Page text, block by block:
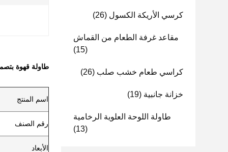
كرسي الأريكة الكسول (26)
مقاعد غرفة الطعام من القماش
(15)
كراسي طعام خشب صلب (26)
خزانة جانبية (19)
طاولة اللوحة العلوية الرخامية
(13)
طاولة قهوة
اسم المنتج
رقم الصنف
الأبعاد